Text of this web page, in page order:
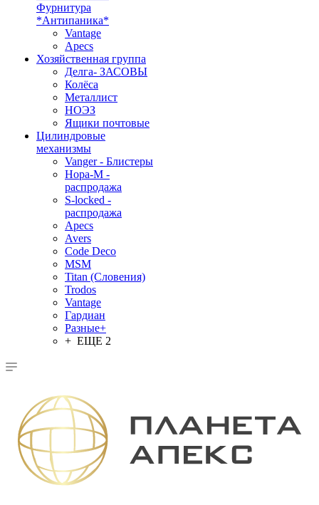
Фурнитура
*Антипаника*
Vantage
Apecs
Хозяйственная группа
Делга- ЗАСОВЫ
Колёса
Металлист
НОЭЗ
Ящики почтовые
Цилиндровые
механизмы
Vanger - Блистеры
Нора-М -
распродажа
S-locked -
распродажа
Apecs
Avers
Code Deco
MSM
Titan (Словения)
Trodos
Vantage
Гардиан
Разные+
+ ЕЩЕ 2